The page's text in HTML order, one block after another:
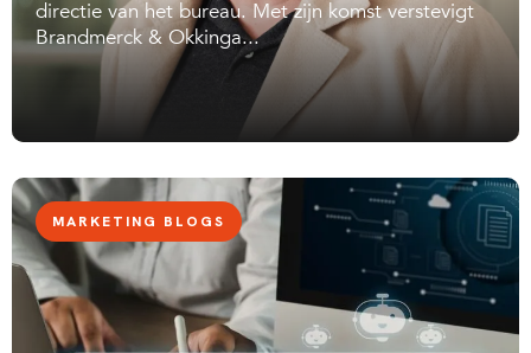
directie van het bureau. Met zijn komst verstevigt
Brandmerck & Okkinga...
MARKETING BLOGS